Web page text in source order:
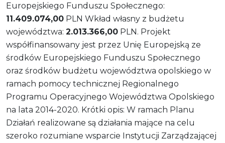
Europejskiego Funduszu Społecznego:
11.409.074,00 PLN Wkład własny z budżetu
województwa: 2.013.366,00 PLN. Projekt
współfinansowany jest przez Unię Europejską ze
środków Europejskiego Funduszu Społecznego
oraz środków budżetu województwa opolskiego w
ramach pomocy technicznej Regionalnego
Programu Operacyjnego Województwa Opolskiego
na lata 2014-2020. Krótki opis: W ramach Planu
Działań realizowane są działania mające na celu
szeroko rozumiane wsparcie Instytucji Zarządzającej